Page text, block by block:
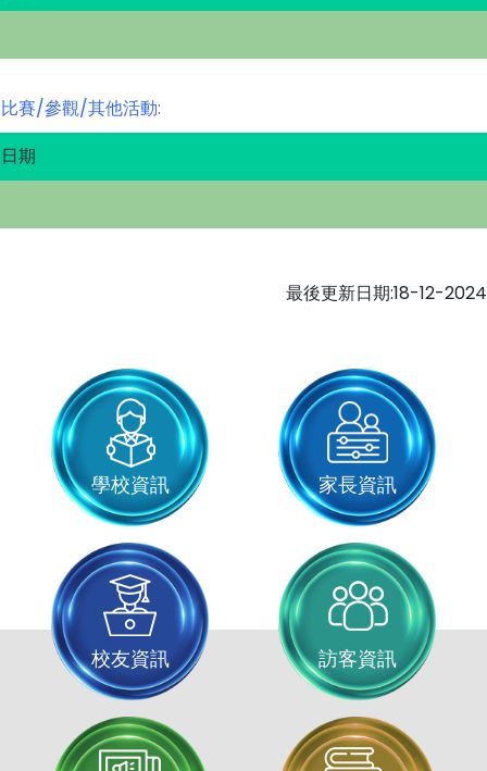
比賽/參觀/其他活動:
日期
最後更新日期:18-12-2024
學校資訊 家長資訊
校友資訊 訪客資訊